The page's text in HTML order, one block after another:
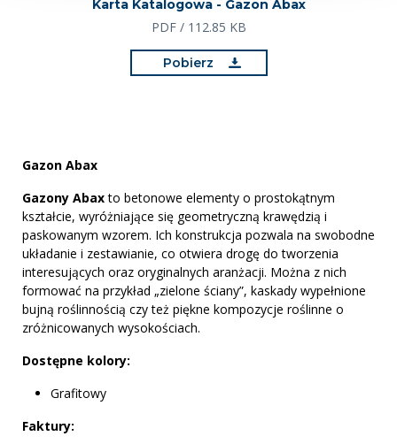
Karta Katalogowa - Gazon Abax
PDF / 112.85 KB
Pobierz
Gazon Abax
Gazony Abaxto betonowe elementy o prostokątnym
kształcie, wyróżniające się geometryczną krawędzią i
paskowanym wzorem. Ich konstrukcja pozwala na swobodne
układanie i zestawianie, co otwiera drogę do tworzenia
interesujących oraz oryginalnych aranżacji. Można z nich
formować na przykład „zielone ściany”, kaskady wypełnione
bujną roślinnością czy też piękne kompozycje roślinne o
zróżnicowanych wysokościach.
Dostępne kolory:
Grafitowy
Faktury: